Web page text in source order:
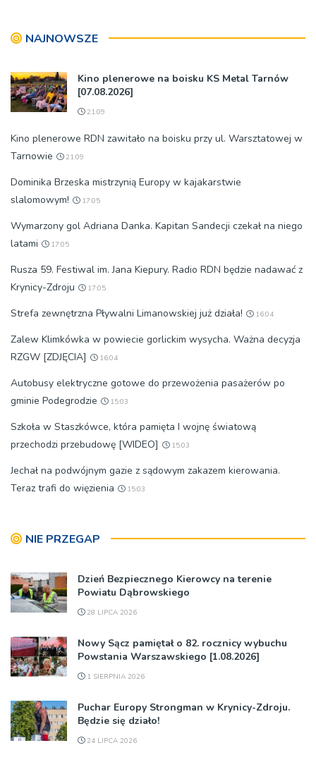
NAJNOWSZE
Kino plenerowe na boisku KS Metal Tarnów
[07.08.2026]
21:09
Kino plenerowe RDN zawitało na boisku przy ul. Warsztatowej w
Tarnowie
21:09
Dominika Brzeska mistrzynią Europy w kajakarstwie
slalomowym!
17:05
Wymarzony gol Adriana Danka. Kapitan Sandecji czekał na niego
latami
17:05
Rusza 59. Festiwal im. Jana Kiepury. Radio RDN będzie nadawać z
Krynicy-Zdroju
17:05
Strefa zewnętrzna Pływalni Limanowskiej już działa! 16:04
Zalew Klimkówka w powiecie gorlickim wysycha. Ważna decyzja
RZGW [ZDJĘCIA]
16:04
Autobusy elektryczne gotowe do przewożenia pasażerów po
gminie Podegrodzie
15:03
Szkoła w Staszkówce, która pamięta I wojnę światową
przechodzi przebudowę [WIDEO]
15:03
Jechał na podwójnym gazie z sądowym zakazem kierowania.
Teraz trafi do więzienia
15:03
NIE PRZEGAP
Dzień Bezpiecznego Kierowcy na terenie
Powiatu Dąbrowskiego
28 LIPCA 2026
Nowy Sącz pamiętał o 82. rocznicy wybuchu
Powstania Warszawskiego [1.08.2026]
1 SIERPNIA 2026
Puchar Europy Strongman w Krynicy-Zdroju.
Będzie się działo!
24 LIPCA 2026